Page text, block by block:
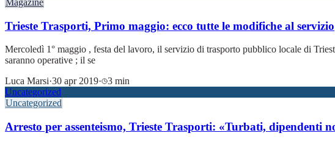
Magazine
Trieste Trasporti, Primo maggio: ecco tutte le modifiche al servizio
Mercoledì 1° maggio , festa del lavoro, il servizio di trasporto pubblico locale di
saranno operative ; il se
Luca Marsi·30 apr 2019·
3 min
Uncategorized
Uncategorized
Arresto per assenteismo, Trieste Trasporti: «Turbati, dipendenti